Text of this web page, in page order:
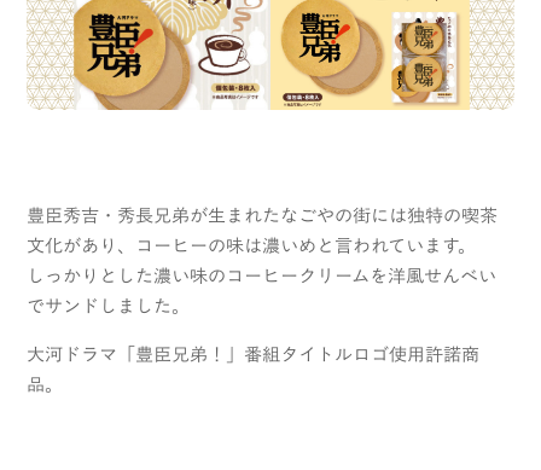
豊臣秀吉・秀長兄弟が生まれたなごやの街には独特の喫茶
文化があり、コーヒーの味は濃いめと言われています。
しっかりとした濃い味のコーヒークリームを洋風せんべい
でサンドしました。
大河ドラマ「豊臣兄弟！」番組タイトルロゴ使用許諾商
品。